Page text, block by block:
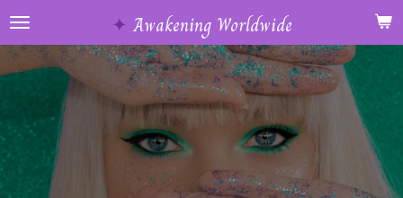
Ga
direct
naar
hoofdinhoud
✦ Awakening Worldwide